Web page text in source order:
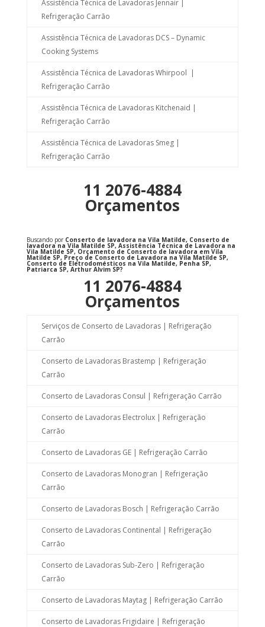
Assistência Técnica de Lavadoras Jennair |
Refrigeração Carrão
Assistência Técnica de Lavadoras DCS – Dynamic
Cooking Systems
Assistência Técnica de Lavadoras Whirpool |
Refrigeração Carrão
Assistência Técnica de Lavadoras Kitchenaid |
Refrigeração Carrão
Assistência Técnica de Lavadoras Smeg |
Refrigeração Carrão
11 2076-4884
Orçamentos
Buscando por Conserto de lavadora na Vila Matilde, Conserto de
lavadora na Vila Matilde SP, Assistência Técnica de Lavadora na
Vila Matilde SP, Orçamento de Conserto de lavadora em Vila
Matilde SP, Preço de Conserto de Lavadora na Vila Matilde SP,
Conserto de Eletrodomésticos na Vila Matilde, Penha SP,
Patriarca SP, Arthur Alvim SP?
11 2076-4884
Orçamentos
Serviços de Conserto de Lavadoras | Refrigeração
Carrão
Conserto de Lavadoras Brastemp | Refrigeração
Carrão
Conserto de Lavadoras Consul | Refrigeração Carrão
Conserto de Lavadoras Electrolux | Refrigeração
Carrão
Conserto de Lavadoras GE | Refrigeração Carrão
Conserto de Lavadoras Monogran | Refrigeração
Carrão
Conserto de Lavadoras Bosch | Refrigeração Carrão
Conserto de Lavadoras Continental | Refrigeração
Carrão
Conserto de Lavadoras Sub-Zero | Refrigeração
Carrão
Conserto de Lavadoras Maytag | Refrigeração Carrão
Conserto de Lavadoras Frigidaire | Refrigeração